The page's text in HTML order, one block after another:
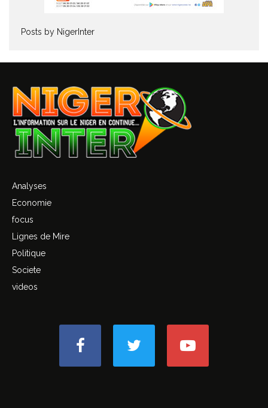
Posts by NigerInter
Analyses
Economie
focus
Lignes de Mire
Politique
Societe
videos